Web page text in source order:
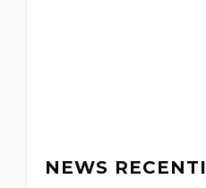
NEWS RECENTI